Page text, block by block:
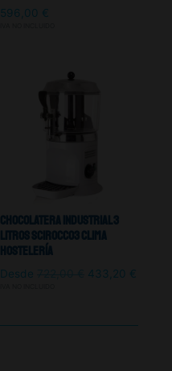
596,00 €
Chocolatera Industrial 3
Litros SCIROCCO3 Clima
Hostelería
Desde 433,20 €